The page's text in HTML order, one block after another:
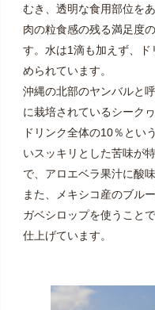
むき、透明な食用部位を
肉の粒食感の残る満足度
す。水は1滴も加えず、
められています。
沖縄の北部のヤンバルと
に栽培されているシーク
ドリンク全体の10％とい
いスッキリとした苦味が
で、アロエベラ果汁に酸
また、メキシコ産のブル
ガベシロップを使うこと
仕上げています。